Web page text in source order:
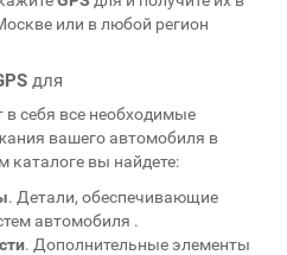
или в любой регион
для
в себя все необходимые
вашего автомобиля в
каталоге вы найдете:
. Детали, обеспечивающие
автомобиля .
. Дополнительные элементы